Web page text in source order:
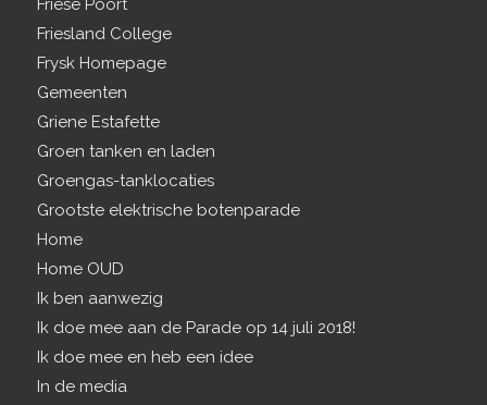
Friese Poort
Friesland College
Frysk Homepage
Gemeenten
Griene Estafette
Groen tanken en laden
Groengas-tanklocaties
Grootste elektrische botenparade
Home
Home OUD
Ik ben aanwezig
Ik doe mee aan de Parade op 14 juli 2018!
Ik doe mee en heb een idee
In de media